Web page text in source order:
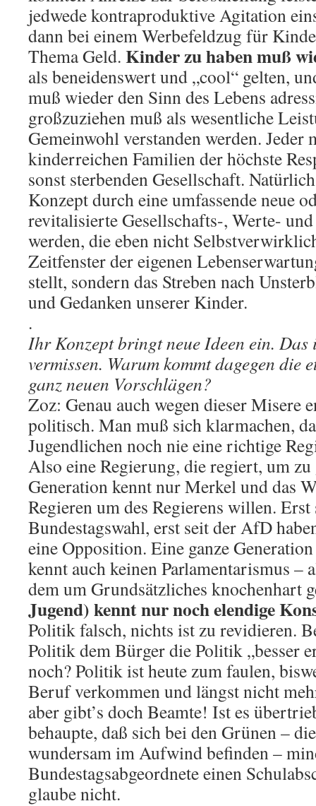
jedwede kontraproduktive Agitation
dann bei einem Werbefeldzug für
Thema Geld. Kinder zu haben muß
als beneidenswert und „cool“ gelten,
muß wieder den Sinn des Lebens
großzuziehen muß als wesentliche
Gemeinwohl verstanden werden. Jeder
kinderreichen Familien der höchste
sonst sterbenden Gesellschaft.
Konzept durch eine umfassende neue
revitalisierte Gesellschafts-, Werte-
werden, die eben nicht
Zeitfenster der eigenen
stellt, sondern das Streben nach
und Gedanken unserer Kinder.
.
Ihr Konzept bringt neue Ideen ein. Das
vermissen. Warum kommt dagegen
ganz neuen Vorschlägen?
Zoz: Genau auch wegen dieser Misere
politisch. Man muß sich klarmachen,
Jugendlichen noch nie eine richtige
Also eine Regierung, die regiert, um zu
Generation kennt nur Merkel und das
Regieren um des Regierens willen.
Bundestagswahl, erst seit der AfD
eine Opposition. Eine ganze
kennt auch keinen Parlamentarismus –
dem um Grundsätzliches knochenhart
Jugend) kennt nur noch elendige
Politik falsch, nichts ist zu revidieren.
Politik dem Bürger die Politik „besser
noch? Politik ist heute zum faulen,
Beruf verkommen und längst nicht
aber gibt’s doch Beamte! Ist es
behaupte, daß sich bei den Grünen –
wundersam im Aufwind befinden –
Bundestagsabgeordnete einen
glaube nicht.